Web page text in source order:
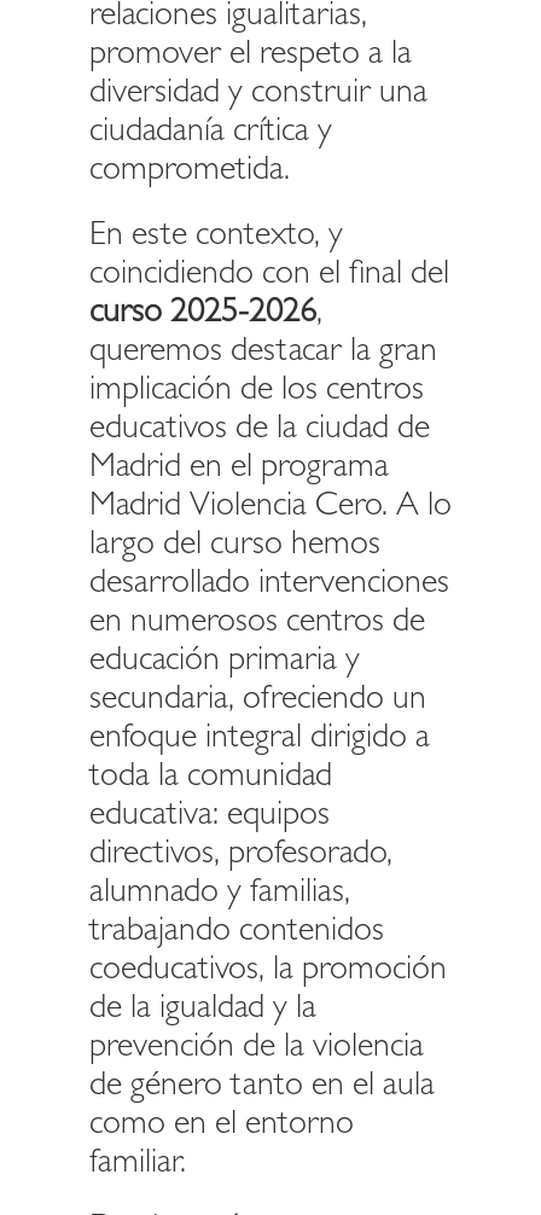
relaciones igualitarias,
promover el respeto a la
diversidad y construir una
ciudadanía crítica y
comprometida.
En este contexto, y
coincidiendo con el final del
curso 2025-2026,
queremos destacar la gran
implicación de los centros
educativos de la ciudad de
Madrid en el programa
Madrid Violencia Cero. A lo
largo del curso hemos
desarrollado intervenciones
en numerosos centros de
educación primaria y
secundaria, ofreciendo un
enfoque integral dirigido a
toda la comunidad
educativa: equipos
directivos, profesorado,
alumnado y familias,
trabajando contenidos
coeducativos, la promoción
de la igualdad y la
prevención de la violencia
de género tanto en el aula
como en el entorno
familiar.